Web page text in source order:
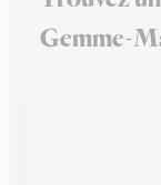
Gemme-